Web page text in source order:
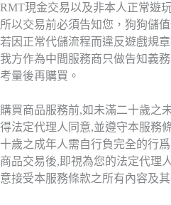
RMT現金交易以及非本人正常遊
所以交易前必須告知您，狗狗儲
若因正常代儲流程而違反遊戲規
我方作為中間服務商只做告知義
考量後再購買。
購買商品服務前,如未滿二十歲之
得法定代理人同意,並遵守本服務
十歲之成年人需自行負完全的行
商品交易後,即視為您的法定代理
意接受本服務條款之所有內容及